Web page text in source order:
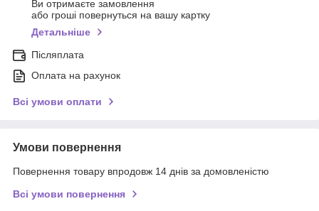
Ви отримаєте замовлення
або гроші повернуться на вашу картку
Детальніше
Післяплата
Оплата на рахунок
Всі умови оплати
Умови повернення
Повернення товару впродовж 14 днів за домовленістю
Всі умови повернення